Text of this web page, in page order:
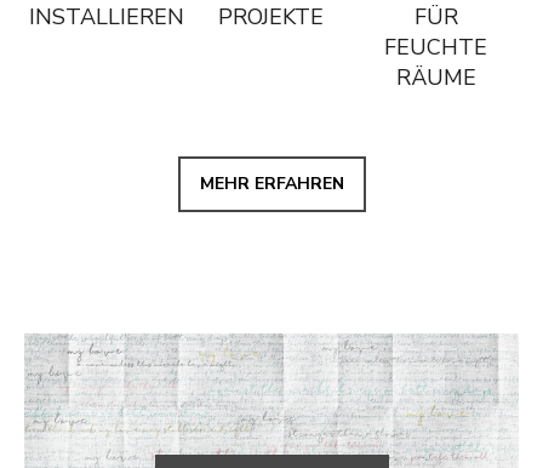
INSTALLIEREN
ROJEKTE
FÜR
FEUCHTE
RÄUME
MEHR ERFAHREN